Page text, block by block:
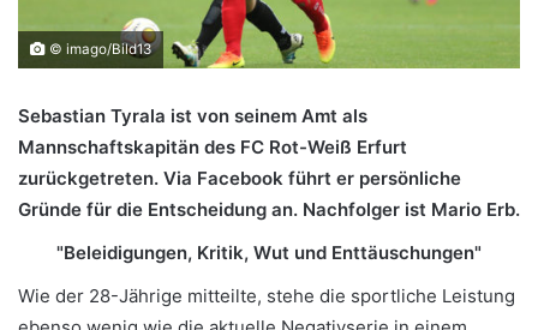
© imago/Bild13
Sebastian Tyrala ist von seinem Amt als
Mannschaftskapitän des FC Rot-Weiß Erfurt
zurückgetreten. Via Facebook führt er persönliche
Gründe für die Entscheidung an. Nachfolger ist Mario Erb.
"Beleidigungen, Kritik, Wut und Enttäuschungen"
Wie der 28-Jährige mitteilte, stehe die sportliche Leistung